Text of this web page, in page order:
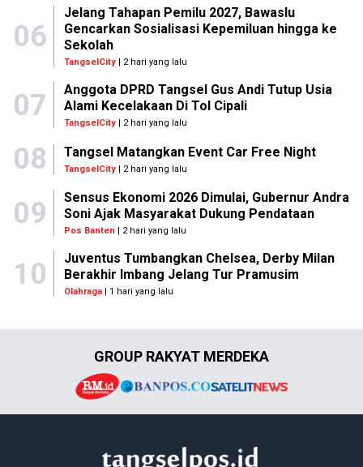
06
Jelang Tahapan Pemilu 2027, Bawaslu
Gencarkan Sosialisasi Kepemiluan hingga ke
Sekolah
TangselCity| 2 hari yang lalu
07
Anggota DPRD Tangsel Gus Andi Tutup Usia
Alami Kecelakaan Di Tol Cipali
TangselCity| 2 hari yang lalu
08 Tangsel Matangkan Event Car Free Night
TangselCity | 2 hari yang lalu
09
Sensus Ekonomi 2026 Dimulai, Gubernur Andra
Soni Ajak Masyarakat Dukung Pendataan
Pos Banten | 2 hari yang lalu
10
Juventus Tumbangkan Chelsea, Derby Milan
Berakhir Imbang Jelang Tur Pramusim
Olahraga| 1 hari yang lalu
GROUP RAKYAT MERDEKA